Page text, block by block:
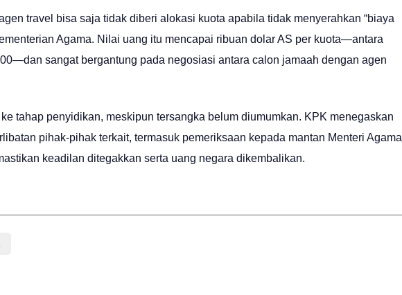
travel bisa saja tidak diberi alokasi kuota apabila tidak menyerahkan “biaya
Agama. Nilai uang itu mencapai ribuan dolar AS per kuota—antara
sangat bergantung pada negosiasi antara calon jamaah dengan agen
tahap penyidikan, meskipun tersangka belum diumumkan. KPK menegaskan
pihak-pihak terkait, termasuk pemeriksaan kepada mantan Menteri Agama
keadilan ditegakkan serta uang negara dikembalikan.